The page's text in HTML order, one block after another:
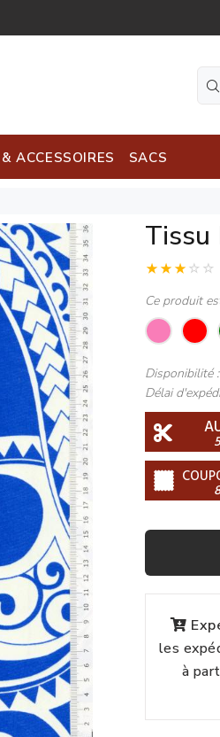
ACCESSOIRES SACS
Tissu
Ce produit
Disponibilité :
Délai
les
à